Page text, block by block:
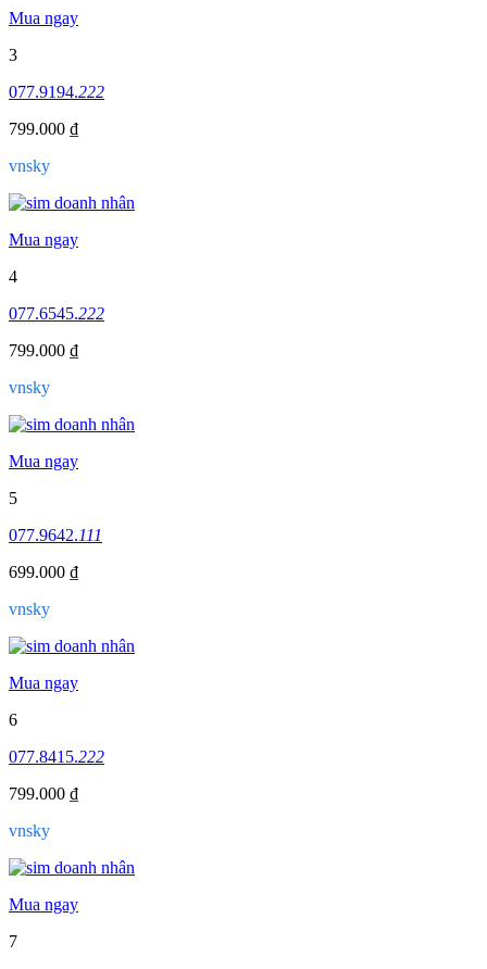
Mua ngay
3
077.9194.222
799.000 ₫
vnsky
Mua ngay
4
077.6545.222
799.000 ₫
vnsky
Mua ngay
5
077.9642.111
699.000 ₫
vnsky
Mua ngay
6
077.8415.222
799.000 ₫
vnsky
Mua ngay
7